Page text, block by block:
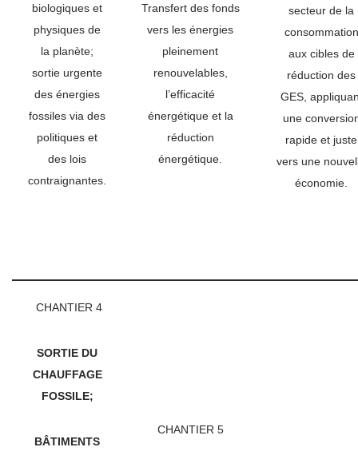
biologiques et
physiques de
la planète;
sortie urgente
des énergies
fossiles via des
politiques et
des lois
contraignantes.
Transfert des fonds
vers les énergies
pleinement
renouvelables,
l’efficacité
énergétique et la
réduction
énergétique.
secteur de la
consommation
aux cibles de
réduction des
GES,
une
rapide et juste
vers une
économie.
CHANTIER 4
SORTIE DU
CHAUFFAGE
FOSSILE;
BÂTIMENTS
CHANTIER 5